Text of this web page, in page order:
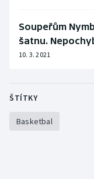
Sportovní střelba
Triatlon
Soupeřům
šatnu.
10. 3. 2021
ŠTÍTKY
Basketbal